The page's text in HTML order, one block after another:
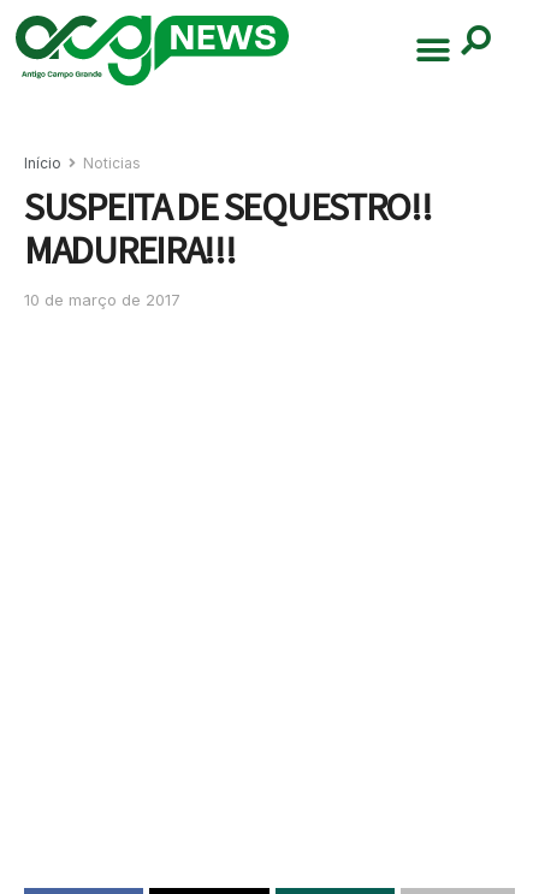
Início Noticias
SUSPEITA DE SEQUESTRO!!
MADUREIRA!!!
10 de março de 2017